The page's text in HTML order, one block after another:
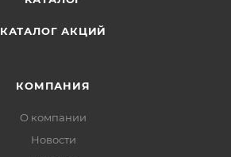
КАТАЛОГ АКЦИЙ
КОМПАНИЯ
О компании
Новости